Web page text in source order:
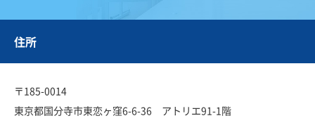
住所
〒185-0014
東京都国分寺市東恋ヶ窪6-6-36 アトリエ91-1階